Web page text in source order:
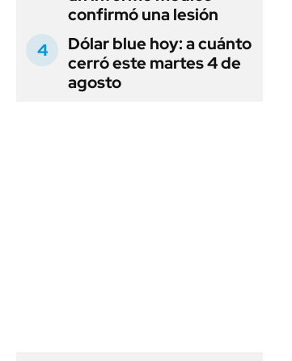
confirmó una lesión
Dólar blue hoy: a cuánto
cerró este martes 4 de
agosto